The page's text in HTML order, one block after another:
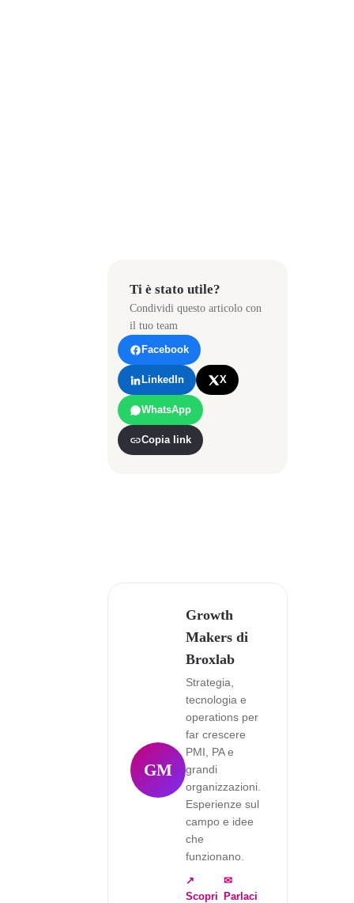
Ti è stato utile?
Condividi questo articolo con
il tuo team
Facebook
LinkedIn X
WhatsApp
Copia link
GM
Growth
Makers di
Broxlab
Strategia,
tecnologia e
operations per
far crescere
PMI, PA e
grandi
organizzazioni.
Esperienze sul
campo e idee
che
funzionano.
↗
Scopri
✉
Parlaci